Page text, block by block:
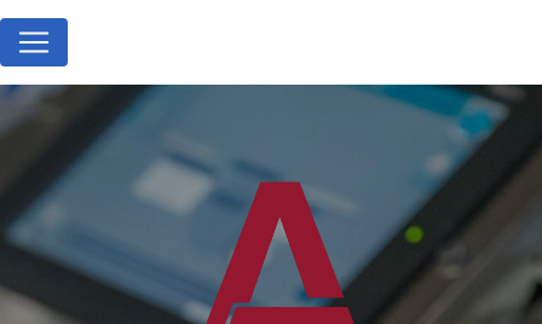
Panneau de gestion des cookies